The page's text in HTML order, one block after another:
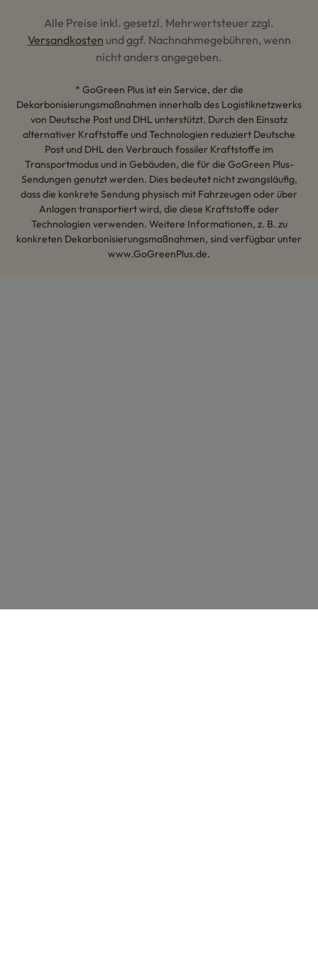
Alle Preise inkl. gesetzl. Mehrwertsteuer zzgl.
Versandkosten und ggf. Nachnahmegebühren, wenn
nicht anders angegeben.
* GoGreen Plus ist ein Service, der die
Dekarbonisierungsmaßnahmen innerhalb des Logistiknetzwerks
von Deutsche Post und DHL unterstützt. Durch den Einsatz
alternativer Kraftstoffe und Technologien reduziert Deutsche
Post und DHL den Verbrauch fossiler Kraftstoffe im
Transportmodus und in Gebäuden, die für die GoGreen Plus-
Sendungen genutzt werden. Dies bedeutet nicht zwangsläufig,
dass die konkrete Sendung physisch mit Fahrzeugen oder über
Anlagen transportiert wird, die diese Kraftstoffe oder
Technologien verwenden. Weitere Informationen, z. B. zu
konkreten Dekarbonisierungsmaßnahmen, sind verfügbar unter
www.GoGreenPlus.de.